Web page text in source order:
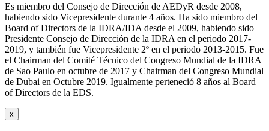
Es miembro del Consejo de Dirección de AEDyR desde 2008,
habiendo sido Vicepresidente durante 4 años. Ha sido miembro del
Board of Directors de la IDRA/IDA desde el 2009, habiendo sido
Presidente Consejo de Dirección de la IDRA en el periodo 2017-
2019, y también fue Vicepresidente 2º en el periodo 2013-2015. Fue
el Chairman del Comité Técnico del Congreso Mundial de la IDRA
de Sao Paulo en octubre de 2017 y Chairman del Congreso Mundial
de Dubai en Octubre 2019. Igualmente perteneció 8 años al Board
of Directors de la EDS.
x